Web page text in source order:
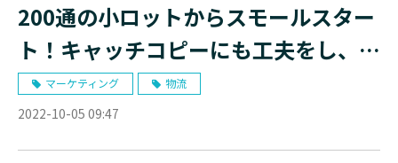
200通の小ロットからスモールスター
ト！キャッチコピーにも工夫をし、最
大限の商談数を実現 ｜株式会社流通
サービス様
マーケティング 物流
2022-10-05 09:47